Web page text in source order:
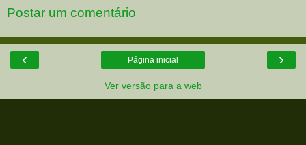
Postar um comentário
‹ ›
Página inicial
Ver versão para a web